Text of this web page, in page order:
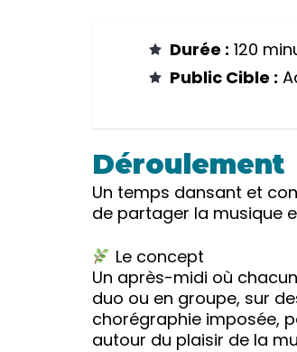
Durée : 120
Public Cible :
Déroulement
Un temps dansant et
de partager la musique
Le concept
Un après-midi où
duo ou en groupe, sur
chorégraphie imposée,
autour du plaisir de la